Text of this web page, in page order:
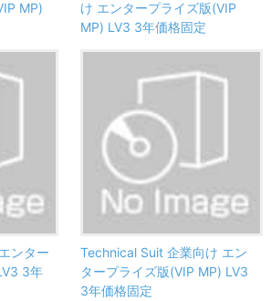
MP)
け エンタープライズ版(VIP
MP) LV3 3年価格固定
ンター
3年
Technical Suit 企業向け エン
タープライズ版(VIP MP) LV3
3年価格固定